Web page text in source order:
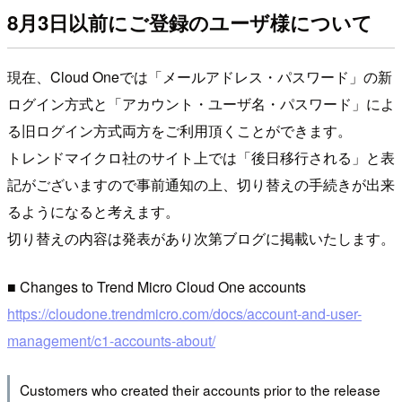
8月3日以前にご登録のユーザ様について
現在、Cloud Oneでは「メールアドレス・パスワード」の新
ログイン方式と「アカウント・ユーザ名・パスワード」によ
る旧ログイン方式両方をご利用頂くことができます。
トレンドマイクロ社のサイト上では「後日移行される」と表
記がございますので事前通知の上、切り替えの手続きが出来
るようになると考えます。
切り替えの内容は発表があり次第ブログに掲載いたします。
■ Changes to Trend Micro Cloud One accounts
https://cloudone.trendmicro.com/docs/account-and-user-
management/c1-accounts-about/
Customers who created their accounts prior to the release